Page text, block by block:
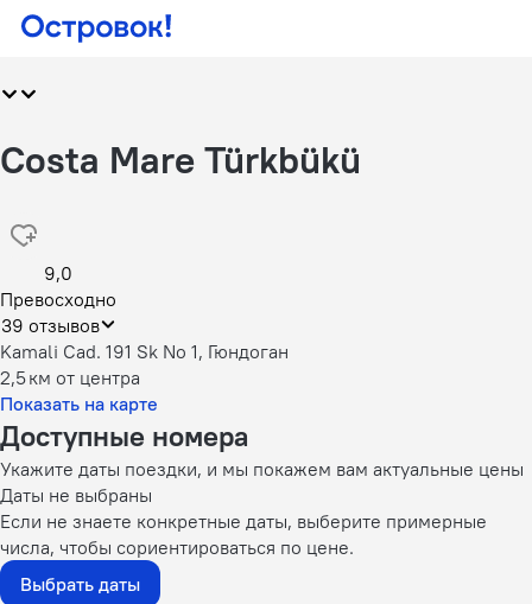
Costa Mare Türkbükü
9,0
Превосходно
39 отзывов
Kamali Cad. 191 Sk No 1, Гюндоган
2,5 км от центра
Показать на карте
Доступные номера
Укажите даты поездки, и мы покажем вам актуальные цены
Даты не выбраны
Если не знаете конкретные даты, выберите примерные
числа, чтобы сориентироваться по цене.
Выбрать даты